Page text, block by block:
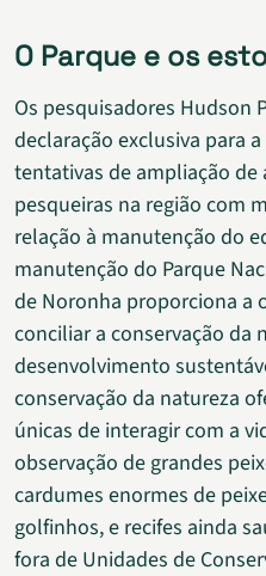
O Parque e os
Os pesquisadores Hudson
declaração exclusiva para
tentativas de ampliação
pesqueiras na região com
relação à manutenção do
manutenção do Parque
de Noronha proporciona a
conciliar a conservação da
desenvolvimento
conservação da natureza
únicas de interagir com a
observação de grandes
cardumes enormes de
golfinhos, e recifes ainda
fora de Unidades de